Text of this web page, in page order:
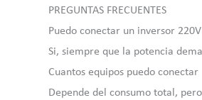
PREGUNTAS FRECUENTES
Puedo conectar un inversor 220V
Si, siempre que la potencia
Cuantos equipos puedo conectar
Depende del consumo total,